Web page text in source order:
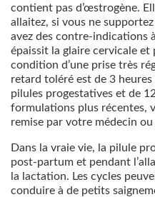
contient pas d’œstrogène.
allaitez, si vous ne
avez des contre-indications
épaissit la glaire cervicale et
condition d’une prise très
retard toléré est de 3
pilules progestatives et de
formulations plus récentes,
remise par votre médecin
Dans la vraie vie, la pilule
post-partum et pendant
la lactation. Les cycles
conduire à de petits